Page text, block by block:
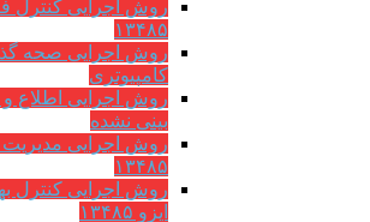
روش اجرایی کنترل
۱۳۴۸۵
روش اجرایی صحه
کامپیوتری
روش اجرایی اطلاع و
بینی نشده
روش اجرایی
۱۳۴۸۵
روش اجرایی کنترل
ایزو ۱۳۴۸۵